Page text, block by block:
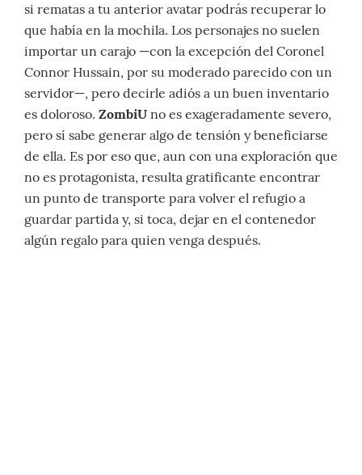
si rematas a tu anterior avatar podrás recuperar lo
que había en la mochila. Los personajes no suelen
importar un carajo —con la excepción del Coronel
Connor Hussain, por su moderado parecido con un
servidor—, pero decirle adiós a un buen inventario
es doloroso. ZombiU no es exageradamente severo,
pero sí sabe generar algo de tensión y beneficiarse
de ella. Es por eso que, aun con una exploración que
no es protagonista, resulta gratificante encontrar
un punto de transporte para volver el refugio a
guardar partida y, si toca, dejar en el contenedor
algún regalo para quien venga después.